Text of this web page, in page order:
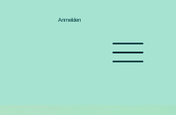
Anmelden